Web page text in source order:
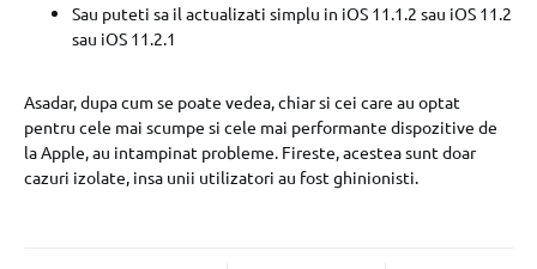
Sau puteti sa il actualizati simplu in iOS 11.1.2 sau iOS 11.2
sau iOS 11.2.1
Asadar, dupa cum se poate vedea, chiar si cei care au optat
pentru cele mai scumpe si cele mai performante dispozitive de
la Apple, au intampinat probleme. Fireste, acestea sunt doar
cazuri izolate, insa unii utilizatori au fost ghinionisti.